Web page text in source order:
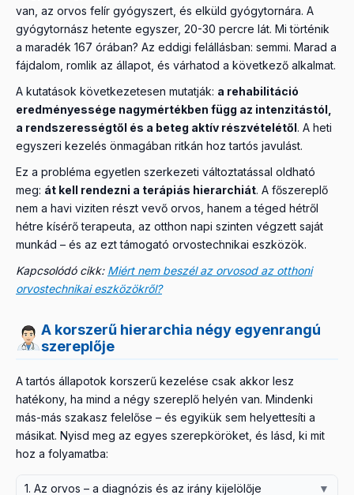
van, az orvos felír gyógyszert, és elküld gyógytornára. A
gyógytornász hetente egyszer, 20-30 percre lát. Mi történik
a maradék 167 órában? Az eddigi felállásban: semmi. Marad a
fájdalom, romlik az állapot, és várhatod a következő alkalmat.
A kutatások következetesen mutatják: a rehabilitáció
eredményessége nagymértékben függ az intenzitástól,
a rendszerességtől és a beteg aktív részvételétől. A heti
egyszeri kezelés önmagában ritkán hoz tartós javulást.
Ez a probléma egyetlen szerkezeti változtatással oldható
meg: át kell rendezni a terápiás hierarchiát. A főszereplő
nem a havi viziten részt vevő orvos, hanem a téged hétről
hétre kísérő terapeuta, az otthon napi szinten végzett saját
munkád – és az ezt támogató orvostechnikai eszközök.
Kapcsolódó cikk: Miért nem beszél az orvosod az otthoni
orvostechnikai eszközökről?
A korszerű hierarchia négy egyenrangú
szereplője
A tartós állapotok korszerű kezelése csak akkor lesz
hatékony, ha mind a négy szereplő helyén van. Mindenki
más-más szakasz felelőse – és egyikük sem helyettesíti a
másikat. Nyisd meg az egyes szerepköröket, és lásd, ki mit
hoz a folyamatba:
1. Az orvos – a diagnózis és az irány kijelölője
▼